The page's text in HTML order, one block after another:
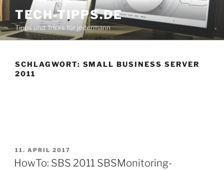
Zum
Inhalt
springen
TECH-TIPPS.DE
Tipps und Tricks für jedermann
SCHLAGWORT: SMALL BUSINESS SERVER
2011
VERÖFFENTLICHT
AM
11. APRIL 2017
HowTo: SBS 2011 SBSMonitoring-